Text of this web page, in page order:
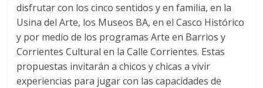
disfrutar con los cinco sentidos y en familia, en la
Usina del Arte, los Museos BA, en el Casco Histórico
y por medio de los programas Arte en Barrios y
Corrientes Cultural en la Calle Corrientes. Estas
propuestas invitarán a chicos y chicas a vivir
experiencias para jugar con las capacidades de